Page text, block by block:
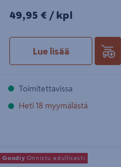
49,95€/kpl
49,95 € / kpl
Lue lisää
Toimitettavissa
Heti 18 myymälästä
Terassilaatta Goodiy akaasia 30x30
tummanruskea öljytty
Goodiy Onnistu edullisesti